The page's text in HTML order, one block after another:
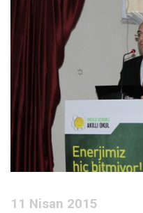
11 Nisan 2015